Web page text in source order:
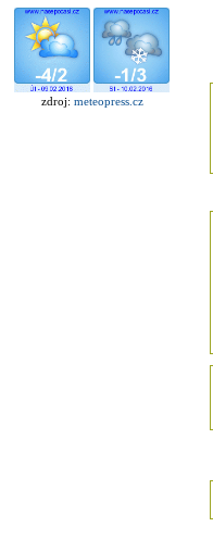
zdroj: meteopress.cz